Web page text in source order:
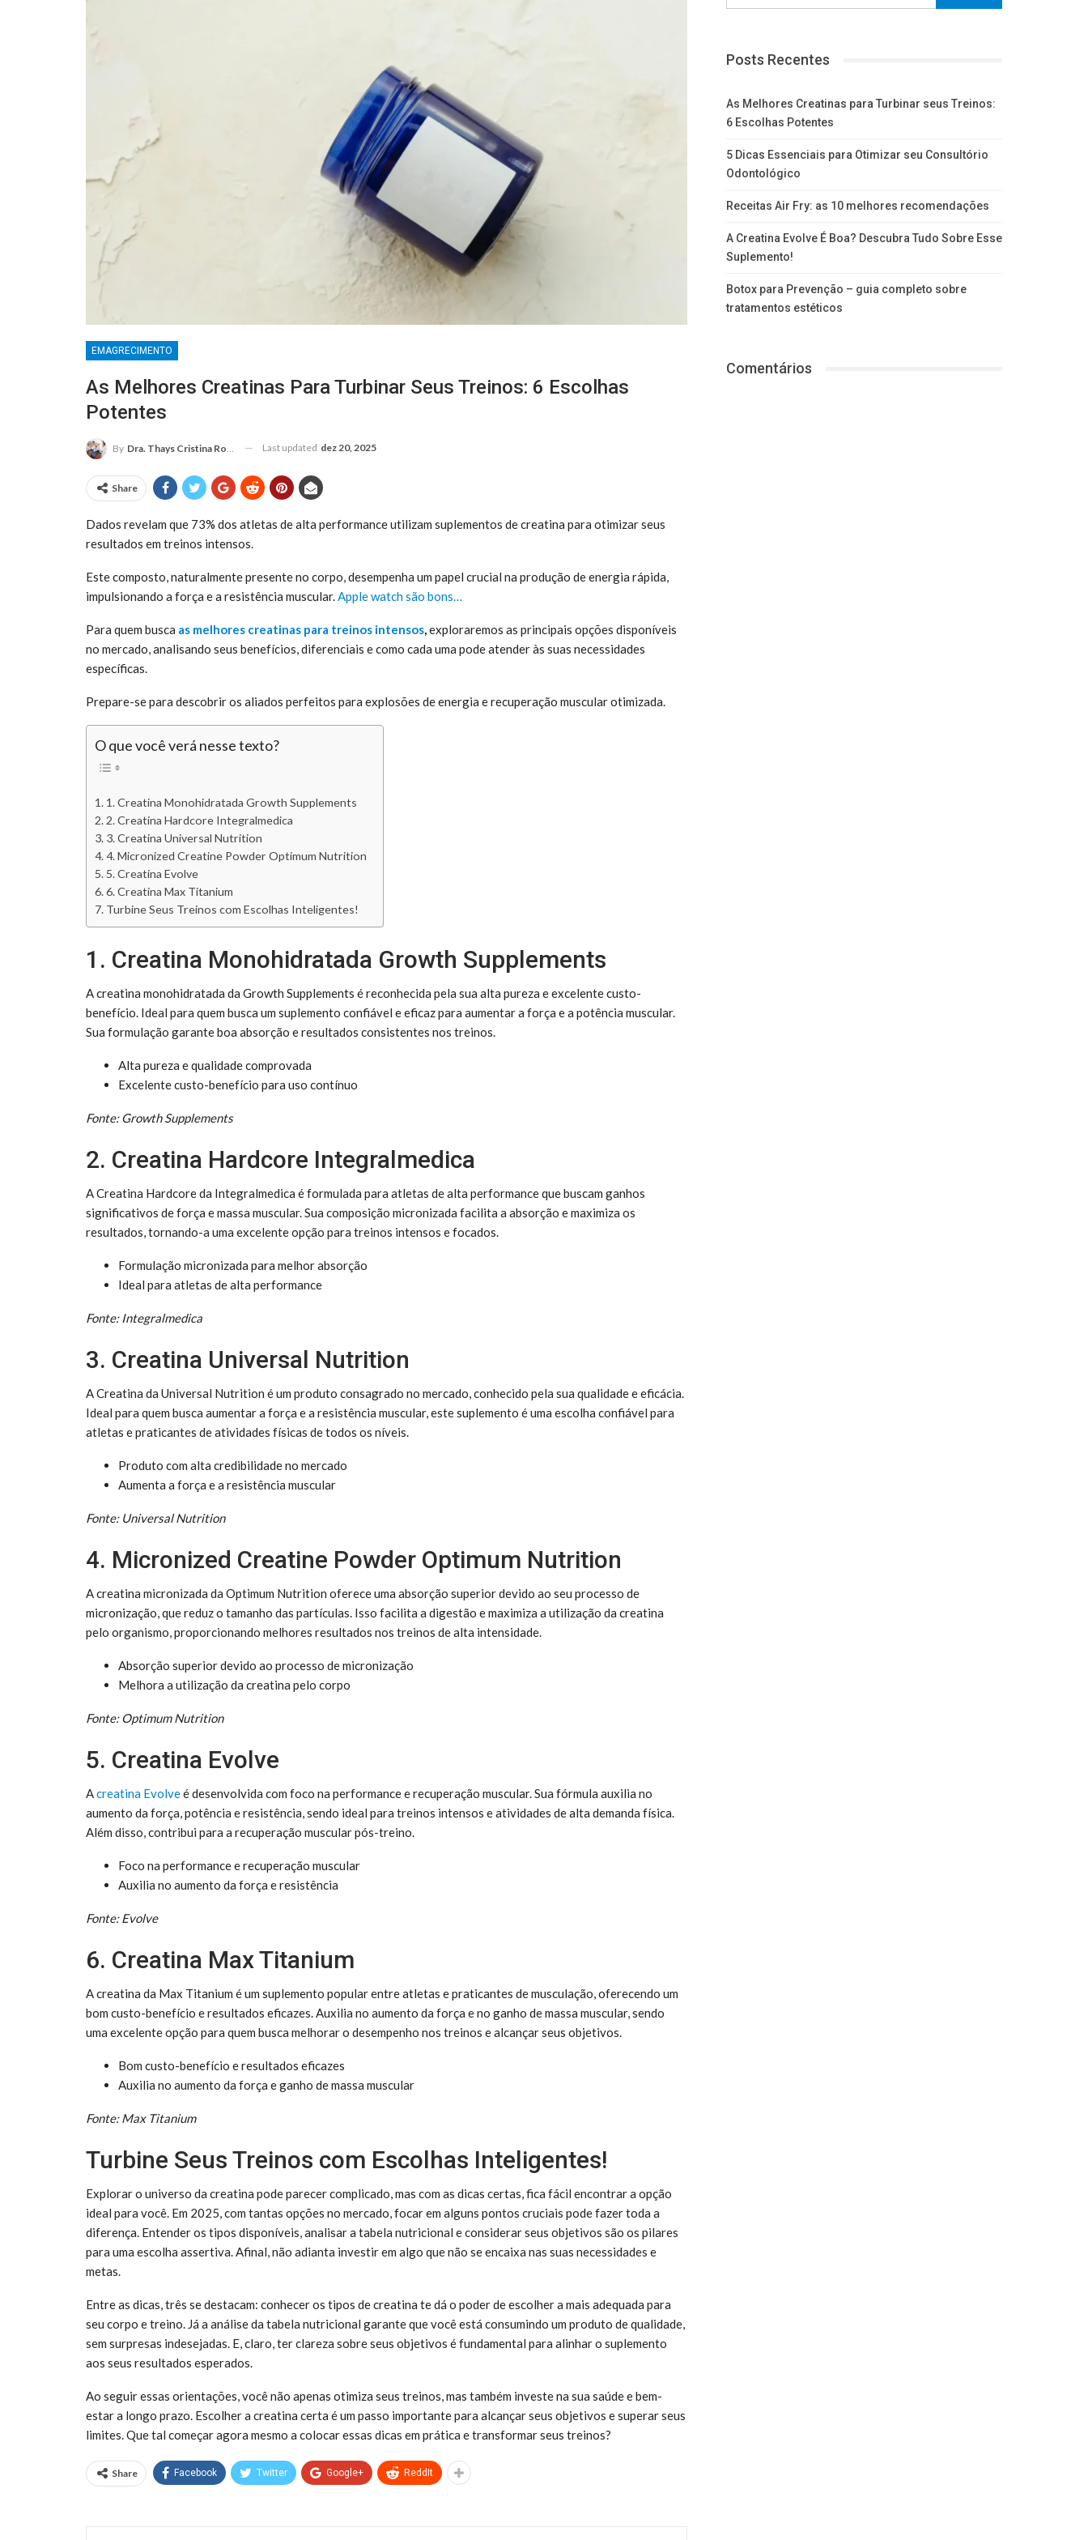
EMAGRECIMENTO
As Melhores Creatinas Para Turbinar Seus Treinos: 6 Escolhas
Potentes
By Dra. Thays Cristina Rodrigues Last updated dez 20, 2025
Share
Dados revelam que 73% dos atletas de alta performance utilizam suplementos de creatina para otimizar seus
resultados em treinos intensos.
Este composto, naturalmente presente no corpo, desempenha um papel crucial na produção de energia rápida,
impulsionando a força e a resistência muscular.Apple watch são bons…
Para quem busca as melhores creatinas para treinos intensos,exploraremos as principais opções disponíveis
no mercado, analisando seus benefícios, diferenciais e como cada uma pode atender às suas necessidades
específicas.
Prepare-se para descobrir os aliados perfeitos para explosões de energia e recuperação muscular otimizada.
O que você verá nesse texto?
1. Creatina Monohidratada Growth Supplements
2. Creatina Hardcore Integralmedica
3. Creatina Universal Nutrition
4. Micronized Creatine Powder Optimum Nutrition
5. Creatina Evolve
6. Creatina Max Titanium
Turbine Seus Treinos com Escolhas Inteligentes!
1. Creatina Monohidratada Growth Supplements
A creatina monohidratada da Growth Supplements é reconhecida pela sua alta pureza e excelente custo-
benefício. Ideal para quem busca um suplemento confiável e eficaz para aumentar a força e a potência muscular.
Sua formulação garante boa absorção e resultados consistentes nos treinos.
Alta pureza e qualidade comprovada
Excelente custo-benefício para uso contínuo
Fonte: Growth Supplements
2. Creatina Hardcore Integralmedica
A Creatina Hardcore da Integralmedica é formulada para atletas de alta performance que buscam ganhos
significativos de força e massa muscular. Sua composição micronizada facilita a absorção e maximiza os
resultados, tornando-a uma excelente opção para treinos intensos e focados.
Formulação micronizada para melhor absorção
Ideal para atletas de alta performance
Fonte: Integralmedica
3. Creatina Universal Nutrition
A Creatina da Universal Nutrition é um produto consagrado no mercado, conhecido pela sua qualidade e eficácia.
Ideal para quem busca aumentar a força e a resistência muscular, este suplemento é uma escolha confiável para
atletas e praticantes de atividades físicas de todos os níveis.
Produto com alta credibilidade no mercado
Aumenta a força e a resistência muscular
Fonte: Universal Nutrition
4. Micronized Creatine Powder Optimum Nutrition
A creatina micronizada da Optimum Nutrition oferece uma absorção superior devido ao seu processo de
micronização, que reduz o tamanho das partículas. Isso facilita a digestão e maximiza a utilização da creatina
pelo organismo, proporcionando melhores resultados nos treinos de alta intensidade.
Absorção superior devido ao processo de micronização
Melhora a utilização da creatina pelo corpo
Fonte: Optimum Nutrition
5. Creatina Evolve
Acreatina Evolveé desenvolvida com foco na performance e recuperação muscular. Sua fórmula auxilia no
aumento da força, potência e resistência, sendo ideal para treinos intensos e atividades de alta demanda física.
Além disso, contribui para a recuperação muscular pós-treino.
Foco na performance e recuperação muscular
Auxilia no aumento da força e resistência
Fonte: Evolve
6. Creatina Max Titanium
A creatina da Max Titanium é um suplemento popular entre atletas e praticantes de musculação, oferecendo um
bom custo-benefício e resultados eficazes. Auxilia no aumento da força e no ganho de massa muscular, sendo
uma excelente opção para quem busca melhorar o desempenho nos treinos e alcançar seus objetivos.
Bom custo-benefício e resultados eficazes
Auxilia no aumento da força e ganho de massa muscular
Fonte: Max Titanium
Turbine Seus Treinos com Escolhas Inteligentes!
Explorar o universo da creatina pode parecer complicado, mas com as dicas certas, fica fácil encontrar a opção
ideal para você. Em 2025, com tantas opções no mercado, focar em alguns pontos cruciais pode fazer toda a
diferença. Entender os tipos disponíveis, analisar a tabela nutricional e considerar seus objetivos são os pilares
para uma escolha assertiva. Afinal, não adianta investir em algo que não se encaixa nas suas necessidades e
metas.
Entre as dicas, três se destacam: conhecer os tipos de creatina te dá o poder de escolher a mais adequada para
seu corpo e treino. Já a análise da tabela nutricional garante que você está consumindo um produto de qualidade,
sem surpresas indesejadas. E, claro, ter clareza sobre seus objetivos é fundamental para alinhar o suplemento
aos seus resultados esperados.
Ao seguir essas orientações, você não apenas otimiza seus treinos, mas também investe na sua saúde e bem-
estar a longo prazo. Escolher a creatina certa é um passo importante para alcançar seus objetivos e superar seus
limites. Que tal começar agora mesmo a colocar essas dicas em prática e transformar seus treinos?
Share Facebook Twitter Google+ ReddIt
Posts Recentes
As Melhores Creatinas para Turbinar seus Treinos:
6 Escolhas Potentes
5 Dicas Essenciais para Otimizar seu Consultório
Odontológico
Receitas Air Fry: as 10 melhores recomendações
A Creatina Evolve É Boa? Descubra Tudo Sobre Esse
Suplemento!
Botox para Prevenção – guia completo sobre
tratamentos estéticos
Comentários